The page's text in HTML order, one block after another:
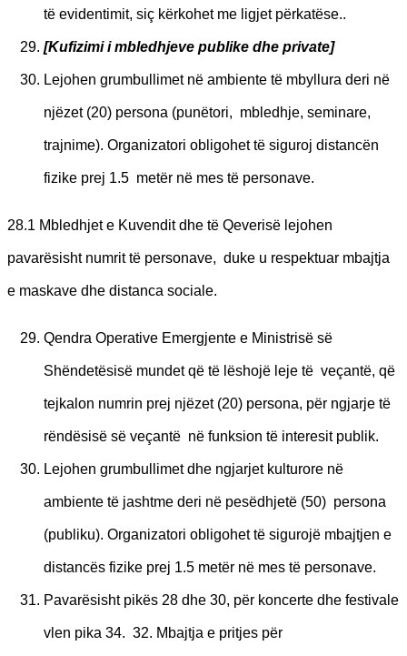
të evidentimit, siç kërkohet me ligjet përkatëse..
[Kufizimi i mbledhjeve publike dhe private]
Lejohen grumbullimet në ambiente të mbyllura deri në
njëzet (20) persona (punëtori, mbledhje, seminare,
trajnime). Organizatori obligohet të siguroj distancën
fizike prej 1.5 metër në mes të personave.
28.1 Mbledhjet e Kuvendit dhe të Qeverisë lejohen
pavarësisht numrit të personave, duke u respektuar mbajtja
e maskave dhe distanca sociale.
Qendra Operative Emergjente e Ministrisë së
Shëndetësisë mundet që të lëshojë leje të veçantë, që
tejkalon numrin prej njëzet (20) persona, për ngjarje të
rëndësisë së veçantë në funksion të interesit publik.
Lejohen grumbullimet dhe ngjarjet kulturore në
ambiente të jashtme deri në pesëdhjetë (50) persona
(publiku). Organizatori obligohet të sigurojë mbajtjen e
distancës fizike prej 1.5 metër në mes të personave.
Pavarësisht pikës 28 dhe 30, për koncerte dhe festivale
vlen pika 34. 32. Mbajtja e pritjes për